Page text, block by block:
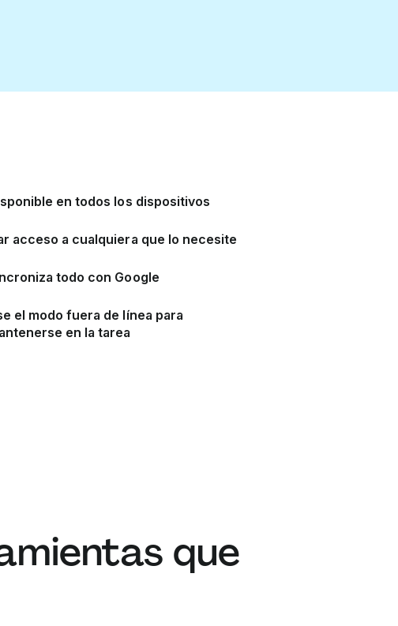
en todos los dispositivos
acceso a cualquiera que lo necesite
todo con Google
el modo fuera de línea para
en la tarea
que